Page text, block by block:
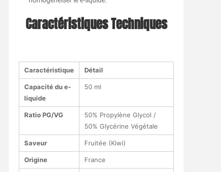
Caractéristiques Techniques
Caractéristique Détail
Capacité du e-
liquide
50 ml
Ratio PG/VG
50% Propylène Glycol /
50% Glycérine Végétale
Saveur Fruitée (Kiwi)
Origine France